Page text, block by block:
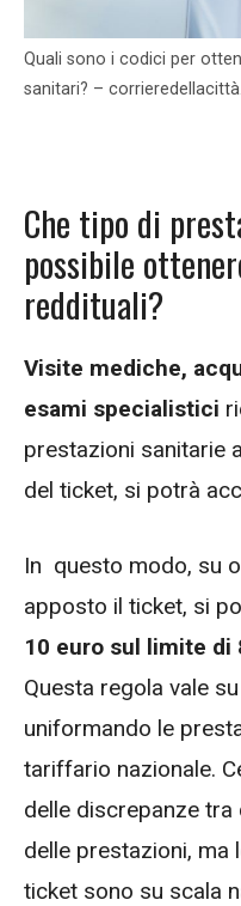
Quali sono i codici per
sanitari? –
Che tipo di
possibile
reddituali?
Visite mediche,
esami specialistici
prestazioni sanitarie
del ticket, si potrà
In questo modo, su
apposto il ticket, si
10 euro sul limite
Questa regola vale
uniformando le
tariffario nazionale.
delle discrepanze
delle prestazioni, ma
ticket sono su scala